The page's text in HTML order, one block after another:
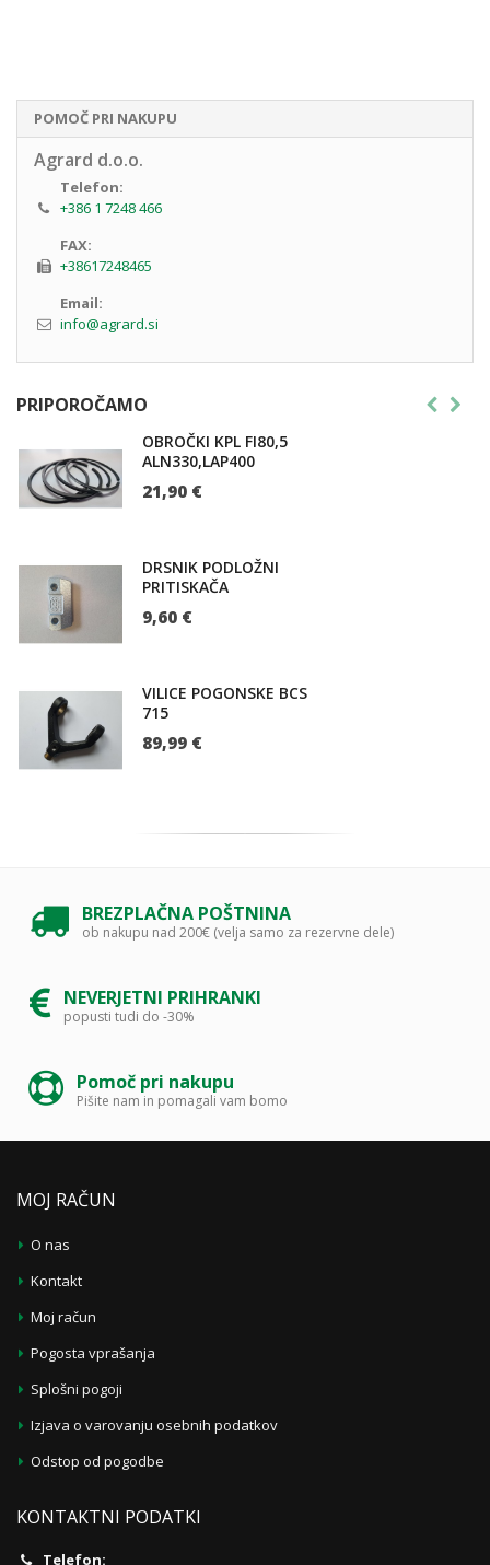
POMOČ PRI NAKUPU
Agrard d.o.o.
Telefon:
+386 1 7248 466
FAX:
+38617248465
Email:
info@agrard.si
PRIPOROČAMO
OBROČKI KPL FI80,5
ALN330,LAP400
21,90 €
DRSNIK PODLOŽNI
PRITISKAČA
9,60 €
VILICE POGONSKE BCS
715
89,99 €
BREZPLAČNA POŠTNINA
ob nakupu nad 200€ (velja samo za rezervne dele)
NEVERJETNI PRIHRANKI
popusti tudi do -30%
Pomoč pri nakupu
Pišite nam in pomagali vam bomo
MOJ RAČUN
O nas
Kontakt
Moj račun
Pogosta vprašanja
Splošni pogoji
Izjava o varovanju osebnih podatkov
Odstop od pogodbe
KONTAKTNI PODATKI
Telefon: